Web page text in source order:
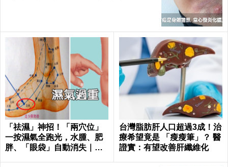
「祛濕」神招！「兩穴位」
一按濕氣全跑光，水腫、肥
胖、「眼袋」自動消失｜每
台灣脂肪肝人口超過3成！治
療希望竟是 「瘦瘦筆」？ 醫
證實：有望改善肝纖維化